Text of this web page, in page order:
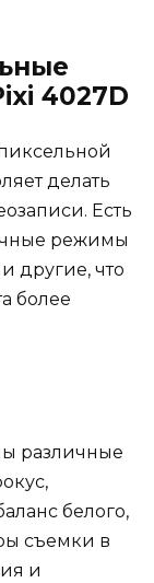
4027D
делать
Есть
режимы
другие, что
более
различные
белого,
съемки в
и